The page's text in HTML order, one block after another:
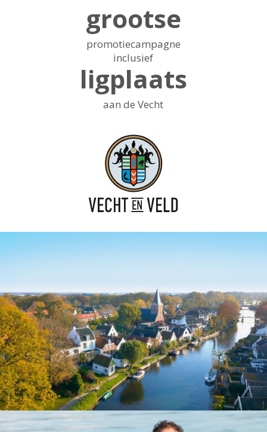
grootse
promotiecampagne
inclusief
ligplaats
aan de Vecht